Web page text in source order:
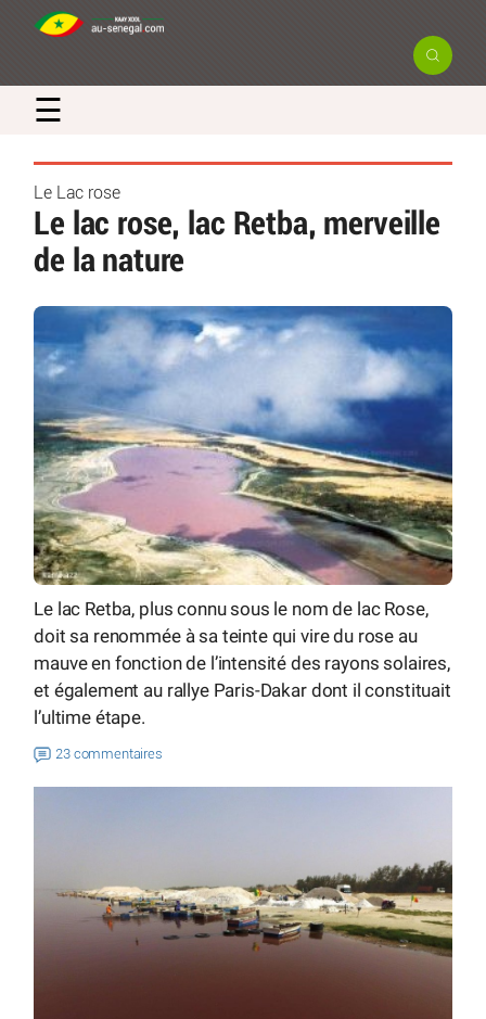
☰
Le Lac rose
Le lac rose, lac Retba, merveille
de la nature
Le lac Retba, plus connu sous le nom de lac Rose,
doit sa renommée à sa teinte qui vire du rose au
mauve en fonction de l’intensité des rayons solaires,
et également au rallye Paris-Dakar dont il constituait
l’ultime étape.
23 commentaires